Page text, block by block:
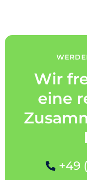
Wir
eine
+49